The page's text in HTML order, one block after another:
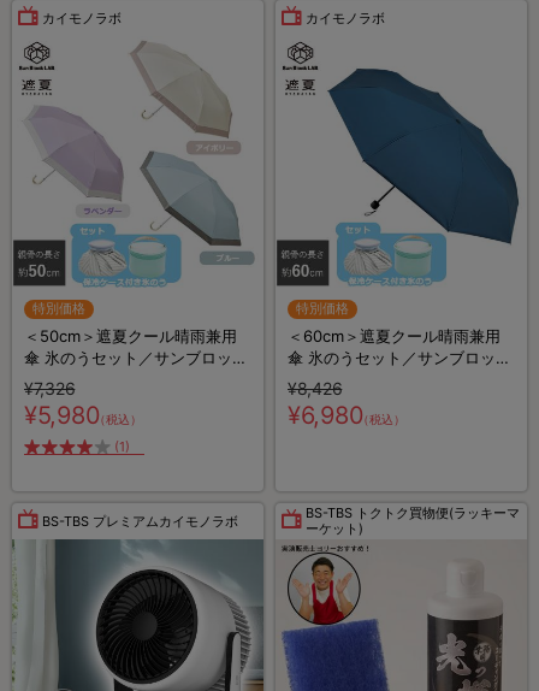
カイモノラボ
特別価格
＜50cm＞遮夏クール晴雨兼用
傘 氷のうセット／サンブロック
ラボ／3段コンパクト
¥7,326
¥5,980（税込）
(1)
カイモノラボ
特別価格
＜60cm＞遮夏クール晴雨兼用
傘 氷のうセット／サンブロック
ラボ／3段コンパクト
¥8,426
¥6,980（税込）
BS-TBS プレミアムカイモノラボ
BS-TBS トクトク買物便(ラッキーマ
ーケット)